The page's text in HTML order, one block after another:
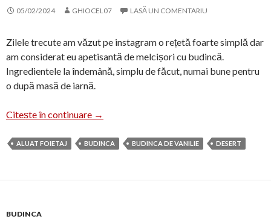
05/02/2024 GHIOCEL07 LASĂ UN COMENTARIU
Zilele trecute am văzut pe instagram o rețetă foarte simplă dar
am considerat eu apetisantă de melcișori cu budincă.
Ingredientele la îndemână, simplu de făcut, numai bune pentru
o după masă de iarnă.
Citește în continuare Melcișori cu budincă
→
ALUAT FOIETAJ BUDINCA BUDINCA DE VANILIE DESERT
BUDINCA